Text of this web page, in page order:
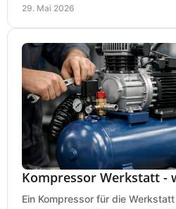
29. Mai 2026
Kompressor Werkstatt -
Ein Kompressor für die